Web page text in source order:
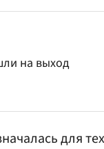
на выход
для